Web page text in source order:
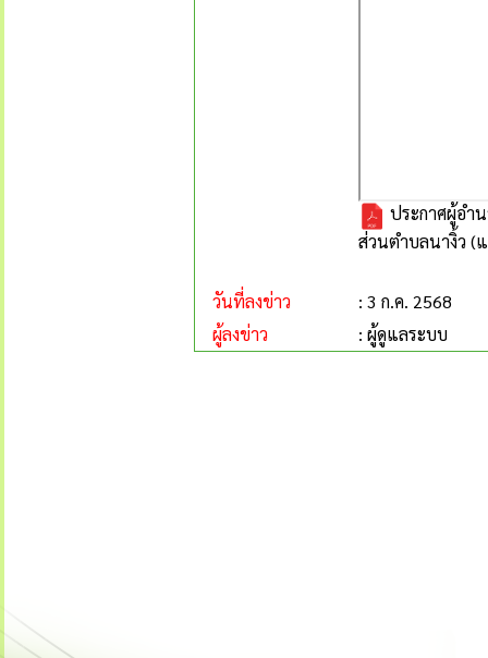
ประกาศผู้อำ
ส่วนตำบลนางิ้ว (
วันที่ลงข่าว
: 3 ก.ค. 2568
ผู้ลงข่าว
: ผู้ดูแลระบบ